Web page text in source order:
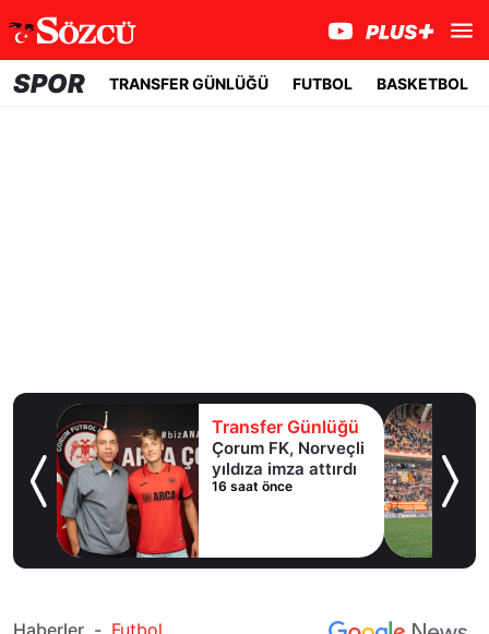
SPOR TRANSFER GÜNLÜĞÜ FUTBOL BASKETBOL
Transfer Günlüğü
Çorum FK, Norveçli
yıldıza imza attırdı
16 saat önce